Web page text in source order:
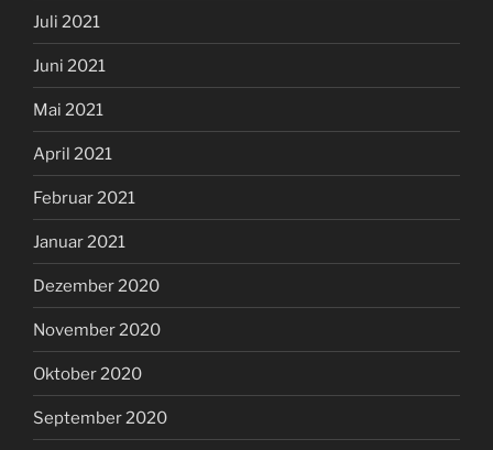
Juli 2021
Juni 2021
Mai 2021
April 2021
Februar 2021
Januar 2021
Dezember 2020
November 2020
Oktober 2020
September 2020